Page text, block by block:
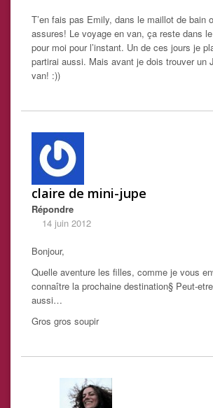
T’en fais pas Emily, dans le maillot de bain
assures! Le voyage en van, ça reste dans
pour moi pour l’instant. Un de ces jours je
partirai aussi. Mais avant je dois trouver un
van! :))
claire de mini-jupe
Répondre
14 juin 2012
Bonjour,
Quelle aventure les filles, comme je vous
connaître la prochaine destination§ Peut-
aussi…
Gros gros soupir